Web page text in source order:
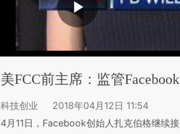
美FCC前主席：监管
科技创业
2018年04月12日 11:54
4月11日，Facebook创始人扎克伯格继续